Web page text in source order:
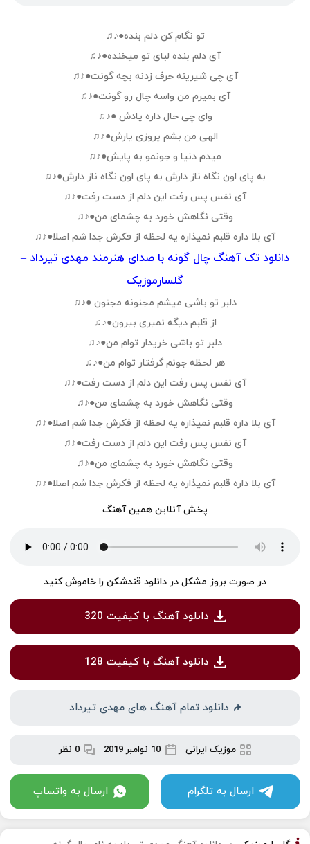
تو نگام کن دلم بنده●♪♫
آی دلم بنده لبای تو میخنده●♪♫
آی چی شیرینه حرف زدنه بچه گونت●♪♫
آی بمیرم من واسه چال رو گونت●♪♫
وای چی حال داره یادش ●♪♫
الهی من بشم یروزی یارش●♪♫
میدم دنیا و جونمو به پایش●♪♫
به پای اون نگاه ناز دارش به پای اون نگاه ناز دارش●♪♫
آی نفس پس رفت این دلم از دست رفت●♪♫
وقتی نگاهش خورد به چشمای من●♪♫
آی بلا داره قلبم نمیذاره یه لحظه از فکرش جدا شم اصلا●♪♫
دانلود تک آهنگ چال گونه با صدای هنرمند مهدی تیرداد –
گلسارموزیک
دلبر تو باشی میشم مجنونه مجنون ●♪♫
از قلبم دیگه نمیری بیرون●♪♫
دلبر تو باشی خریدار توام من●♪♫
هر لحظه جونم گرفتار توام من●♪♫
آی نفس پس رفت این دلم از دست رفت●♪♫
وقتی نگاهش خورد به چشمای من●♪♫
آی بلا داره قلبم نمیذاره یه لحظه از فکرش جدا شم اصلا●♪♫
آی نفس پس رفت این دلم از دست رفت●♪♫
وقتی نگاهش خورد به چشمای من●♪♫
آی بلا داره قلبم نمیذاره یه لحظه از فکرش جدا شم اصلا●♪♫
پخش آنلاین همین آهنگ
در صورت بروز مشکل در دانلود قندشکن را خاموش کنید
دانلود آهنگ با کیفیت 320
دانلود آهنگ با کیفیت 128
دانلود تمام آهنگ های مهدی تیرداد
موزیک ایرانی 10 نوامبر 2019 0 نظر
ارسال به تلگرام ارسال به واتساپ